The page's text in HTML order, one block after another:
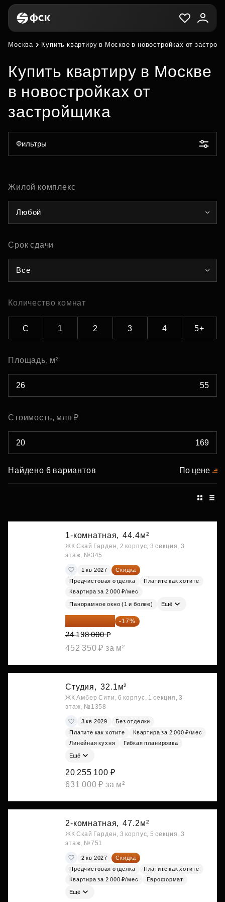
Москва Купить квартиру в Москве в новостройках от
Купить квартиру в Москве
в новостройках от
застройщика
Фильтры
Жилой комплекс
Любой
Срок сдачи
Все
Количество комнат
С 1 2 3 4 5+
Площадь, м²
Стоимость, млн ₽
Найдено 6 вариантов По цене
1-комнатная, 44.4м²
ЖК Скай Гарден, 2 корпус, 3 секция, 3
этаж, №345
1 кв 2027
Скидка
Предчистовая отделка
Платите как хотите
Квартира за 2 000 ₽/мес
Панорамное окно (1 и более) Ещё
20 084 340 ₽ -17%
24 198 000 ₽
452 350 ₽ за м²
Студия, 32.1м²
ЖК Амбер Сити, 6 корпус, 1 секция, 3
этаж, №1358
3 кв 2029
Без отделки
Платите как хотите
Квартира за 2 000 ₽/мес
Линейная кухня
Гибкая планировка
Ещё
20 255 100 ₽
631 000 ₽ за м²
2-комнатная, 47.2м²
ЖК Скай Гарден, 3 корпус, 5 секция, 3
этаж, №751
2 кв 2027
Скидка
Предчистовая отделка
Платите как хотите
Квартира за 2 000 ₽/мес
Евроформат
Ещё